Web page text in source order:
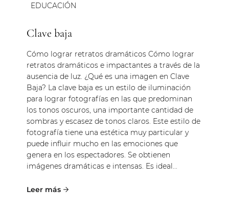
Clave baja
Cómo lograr retratos dramáticos Cómo lograr
retratos dramáticos e impactantes a través de la
ausencia de luz. ¿Qué es una imagen en Clave
Baja? La clave baja es un estilo de iluminación
para lograr fotografías en las que predominan
los tonos oscuros, una importante cantidad de
sombras y escasez de tonos claros. Este estilo de
fotografía tiene una estética muy particular y
puede influir mucho en las emociones que
genera en los espectadores. Se obtienen
imágenes dramáticas e intensas. Es ideal...
EDUCACIÓN